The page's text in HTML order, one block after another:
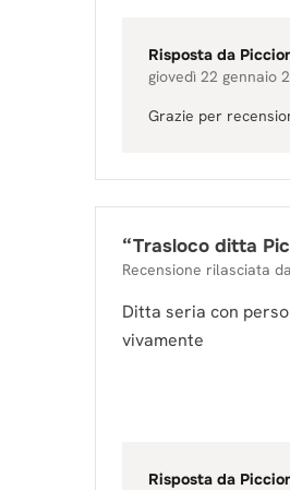
Risposta da
giovedì 22 gennaio
Grazie per
“Trasloco ditta
Recensione rilasciata da
Ditta seria con
vivamente
Risposta da